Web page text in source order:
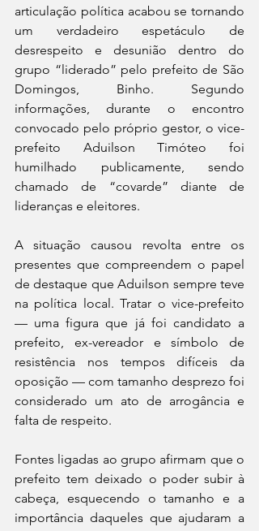
articulação política acabou se tornando
um verdadeiro espetáculo de
desrespeito e desunião dentro do
grupo “liderado” pelo prefeito de São
Domingos, Binho. Segundo
informações, durante o encontro
convocado pelo próprio gestor, o vice-
prefeito Aduilson Timóteo foi
humilhado publicamente, sendo
chamado de “covarde” diante de
lideranças e eleitores.
A situação causou revolta entre os
presentes que compreendem o papel
de destaque que Aduilson sempre teve
na política local. Tratar o vice-prefeito
— uma figura que já foi candidato a
prefeito, ex-vereador e símbolo de
resistência nos tempos difíceis da
oposição — com tamanho desprezo foi
considerado um ato de arrogância e
falta de respeito.
Fontes ligadas ao grupo afirmam que o
prefeito tem deixado o poder subir à
cabeça, esquecendo o tamanho e a
importância daqueles que ajudaram a